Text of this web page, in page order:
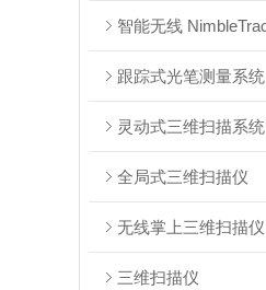
跟踪式光笔测量系统
灵动式三维扫描系统
全局式三维扫描仪
无线掌上三维扫描仪
三维扫描仪